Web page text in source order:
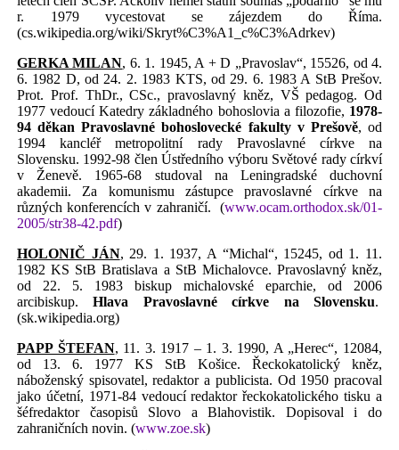
r. 1979 vycestovat se zájezdem do Říma.
(cs.wikipedia.org/wiki/Skryt%C3%A1_c%C3%Adrkev)
GERKA MILAN, 6. 1. 1945, A + D „Pravoslav“, 15526, od 4.
6. 1982 D, od 24. 2. 1983 KTS, od 29. 6. 1983 A StB Prešov.
Prot. Prof. ThDr., CSc., pravoslavný kněz, VŠ pedagog. Od
1977 vedoucí Katedry základného bohoslovia a filozofie, 1978-
94 děkan Pravoslavné bohoslovecké fakulty v Prešově, od
1994 kancléř metropolitní rady Pravoslavné církve na
Slovensku. 1992-98 člen Ústředního výboru Světové rady církví
v Ženevě. 1965-68 studoval na Leningradské duchovní
akademii. Za komunismu zástupce pravoslavné církve na
různých konferencích v zahraničí.
(www.ocam.orthodox.sk/01-
2005/str38-42.pdf)
HOLONIČ JÁN, 29. 1. 1937, A “Michal“, 15245, od 1. 11.
1982 KS StB Bratislava a StB Michalovce. Pravoslavný kněz,
od 22. 5. 1983 biskup michalovské eparchie, od 2006
arcibiskup.Hlava Pravoslavné církve na Slovensku.
(sk.wikipedia.org)
PAPP ŠTEFAN, 11. 3. 1917 – 1. 3. 1990, A „Herec“, 12084,
od 13. 6. 1977 KS StB Košice. Řeckokatolický kněz,
náboženský spisovatel, redaktor a publicista. Od 1950 pracoval
jako účetní, 1971-84 vedoucí redaktor řeckokatolického tisku a
šéfredaktor časopisů Slovo a Blahovistik. Dopisoval i do
zahraničních novin. (www.zoe.sk)